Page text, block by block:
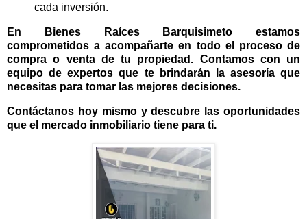
cada inversión.
En Bienes Raíces Barquisimeto estamos
comprometidos a acompañarte en todo el proceso de
compra o venta de tu propiedad. Contamos con un
equipo de expertos que te brindarán la asesoría que
necesitas para tomar las mejores decisiones.
Contáctanos hoy mismo y descubre las oportunidades
que el mercado inmobiliario tiene para ti.